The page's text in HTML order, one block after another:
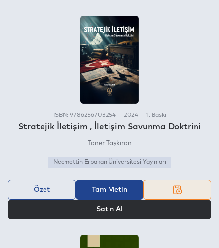
ISBN: 9786256703254 — 2024 — 1. Baskı
Stratejik İletişim , İletişim Savunma Doktrini
Taner Taşkıran
Necmettin Erbakan Üniversitesi Yayınları
Özet Tam Metin
Satın Al